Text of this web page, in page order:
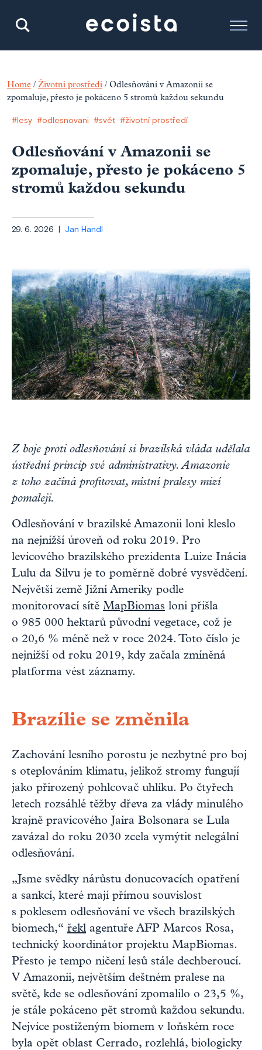
Home / Životní prostředí / Odlesňování v Amazonii se
zpomaluje, přesto je pokáceno 5 stromů každou sekundu
#lesy #odlesnovani #svět #životní prostředí
Odlesňování v Amazonii se
zpomaluje, přesto je pokáceno 5
stromů každou sekundu
29. 6. 2026 | Jan Handl
Z boje proti odlesňování si brazilská vláda udělala
ústřední princip své administrativy. Amazonie
z toho začíná profitovat, místní pralesy mizí
pomaleji.
Odlesňování v brazilské Amazonii loni kleslo
na nejnižší úroveň od roku 2019. Pro
levicového brazilského prezidenta Luize Inácia
Lulu da Silvu je to poměrně dobré vysvědčení.
Největší země Jižní Ameriky podle
monitorovací sítě MapBiomas loni přišla
o 985 000 hektarů původní vegetace, což je
o 20,6 % méně než v roce 2024. Toto číslo je
nejnižší od roku 2019, kdy začala zmíněná
platforma vést záznamy.
Brazílie se změnila
Zachování lesního porostu je nezbytné pro boj
s oteplováním klimatu, jelikož stromy fungují
jako přirozený pohlcovač uhlíku. Po čtyřech
letech rozsáhlé těžby dřeva za vlády minulého
krajně pravicového Jaira Bolsonara se Lula
zavázal do roku 2030 zcela vymýtit nelegální
odlesňování.
„Jsme svědky nárůstu donucovacích opatření
a sankcí, které mají přímou souvislost
s poklesem odlesňování ve všech brazilských
biomech,“ řekl agentuře AFP Marcos Rosa,
technický koordinátor projektu MapBiomas.
Přesto je tempo ničení lesů stále dechberoucí.
V Amazonii, největším deštném pralese na
světě, kde se odlesňování zpomalilo o 23,5 %,
je stále pokáceno pět stromů každou sekundu.
Nejvíce postiženým biomem v loňském roce
byla opět oblast Cerrado, rozlehlá, biologicky